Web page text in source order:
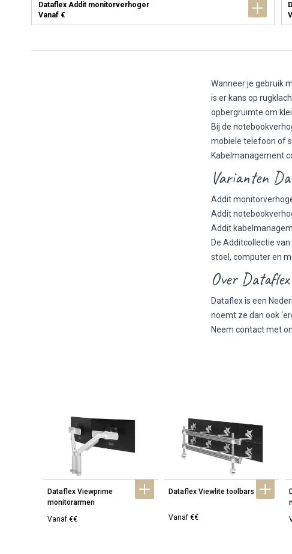
Dataflex Addit monitorverhoger
Vanaf €
Wanneer je gebruik
is er kans op
opbergruimte om
Bij de
mobiele telefoon of
Kabelmanagement
Varianten
Addit
Addit
Addit
De Additcollectie
stoel, computer en
Over Dataflex
Dataflex is een
noemt ze dan ook
Neem contact met
Dataflex Viewprime
monitorarmen
Vanaf €€
Dataflex Viewlite toolbars
Vanaf €€